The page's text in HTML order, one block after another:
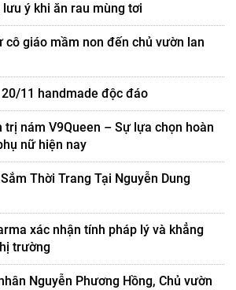
ý khi ăn rau mùng tơi
cô giáo mầm non đến chủ vườn lan
11 handmade độc đáo
trị nám V9Queen – Sự lựa chọn hoàn
nữ hiện nay
Thời Trang Tại Nguyễn Dung
xác nhận tính pháp lý và khẳng
trường
Nguyễn Phương Hồng, Chủ vườn